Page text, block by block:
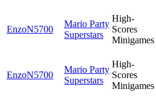
EnzoN5700
Mario Party
Superstars
High-
Scores
Minigames
EnzoN5700
Mario Party
Superstars
High-
Scores
Minigames